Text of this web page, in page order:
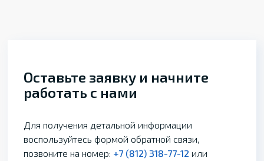
Оставьте заявку и начните
работать с нами
Для получения детальной информации
воспользуйтесь формой обратной связи,
позвоните на номер: +7 (812) 318-77-12 или